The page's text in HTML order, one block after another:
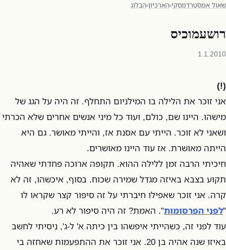
שאול אמסטרדמסקי›הארכיון›הבלוג
רושעמוכיס
1.1.2010
(!)
אני זוכר את הלילה בו המילניום התחלף. זה היה על הגג של
מישהו. היינו שם, כולם, ועוד כל מיני אנשים אחרים שלא הכרתי
ושאני לא זוכר. הייתי עם אסנת אז, והייתי מאושר. גם היא
הייתה מאושרת. אז עוד היינו מאושרים.
חיכיתי הרבה זמן ללילה ההוא. תקופה ארוכה פחדתי שאהיה
תקוע בצבא באיזה מגדל שמירה שכוח. בסוף, איכשהו, זה לא
קרה. אני זוכר שאפילו חיברתי על זה סיפור קצר שקראו לו
"לפני הפרסומות". האמת? זה היה סיפור לא רע.
עוד לפני זה, כשהייתי איפשהו בין כיתה א' ל-ג', ניסיתי לחשב
באיזו שנה אהיה בן 20. אני זוכר את ההתפעמות שאחזה בי